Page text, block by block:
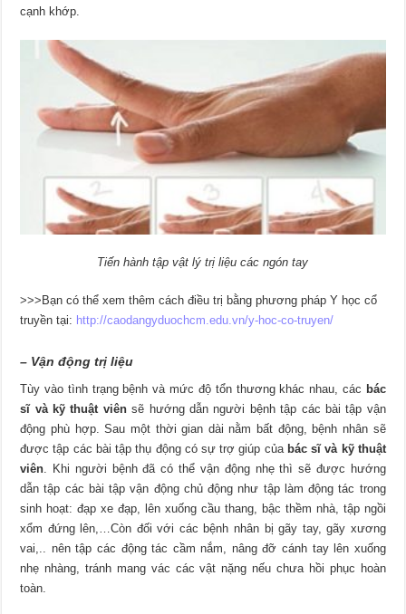
cạnh khớp.
Tiến hành tập vật lý trị liệu các ngón tay
>>>Bạn có thể xem thêm cách điều trị bằng phương pháp Y học cổ
truyền tại: http://caodangyduochcm.edu.vn/y-hoc-co-truyen/
– Vận động trị liệu
Tùy vào tình trạng bệnh và mức độ tổn thương khác nhau, các bác
sĩ và kỹ thuật viênsẽ hướng dẫn người bệnh tập các bài tập vận
động phù hợp. Sau một thời gian dài nằm bất động, bệnh nhân sẽ
được tập các bài tập thụ động có sự trợ giúp của bác sĩ và kỹ thuật
viên. Khi người bệnh đã có thể vận động nhẹ thì sẽ được hướng
dẫn tập các bài tập vận động chủ động như tập làm động tác trong
sinh hoạt: đạp xe đạp, lên xuống cầu thang, bậc thềm nhà, tập ngồi
xổm đứng lên,…Còn đối với các bệnh nhân bị gãy tay, gãy xương
vai,.. nên tập các động tác cầm nắm, nâng đỡ cánh tay lên xuống
nhẹ nhàng, tránh mang vác các vật nặng nếu chưa hồi phục hoàn
toàn.